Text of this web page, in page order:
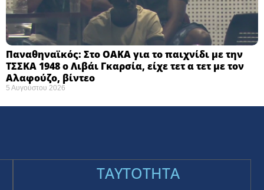
Παναθηναϊκός: Στο ΟΑΚΑ για το παιχνίδι με την
ΤΣΣΚΑ 1948 ο Λιβάι Γκαρσία, είχε τετ α τετ με τον
Αλαφούζο, βίντεο
5 Αυγούστου 2026
TAYTOTHTA